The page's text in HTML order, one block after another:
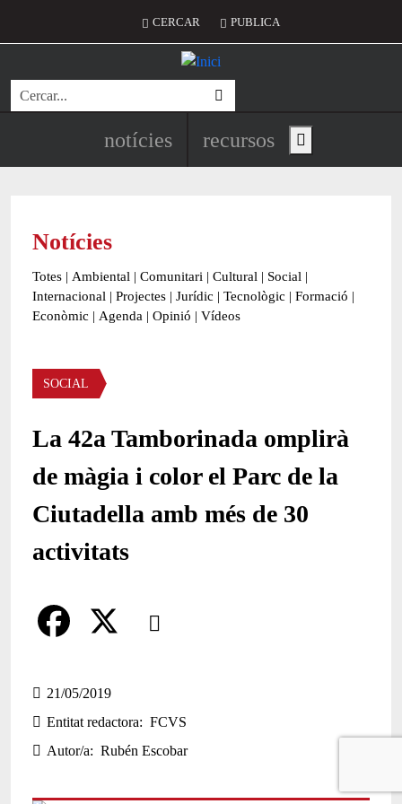
Menú del compte d'usuari
CERCAR PUBLICA
Cerca
Navegació principal de
notícies recursos Show main menu
Notícies
Totes | Ambiental | Comunitari | Cultural | Social |
Internacional | Projectes | Jurídic | Tecnològic | Formació |
Econòmic | Agenda | Opinió | Vídeos
Àmbit de la notícia
SOCIAL
La 42a Tamborinada omplirà
de màgia i color el Parc de la
Ciutadella amb més de 30
activitats
Comparteix
a
c
e
21/05/2019
Entitat redactora
FCVS
Autor/a
Rubén Escobar